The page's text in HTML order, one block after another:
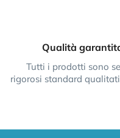
Qualità
Tutti i prodotti sono
rigorosi standard